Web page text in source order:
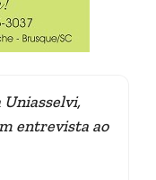
entrevista ao